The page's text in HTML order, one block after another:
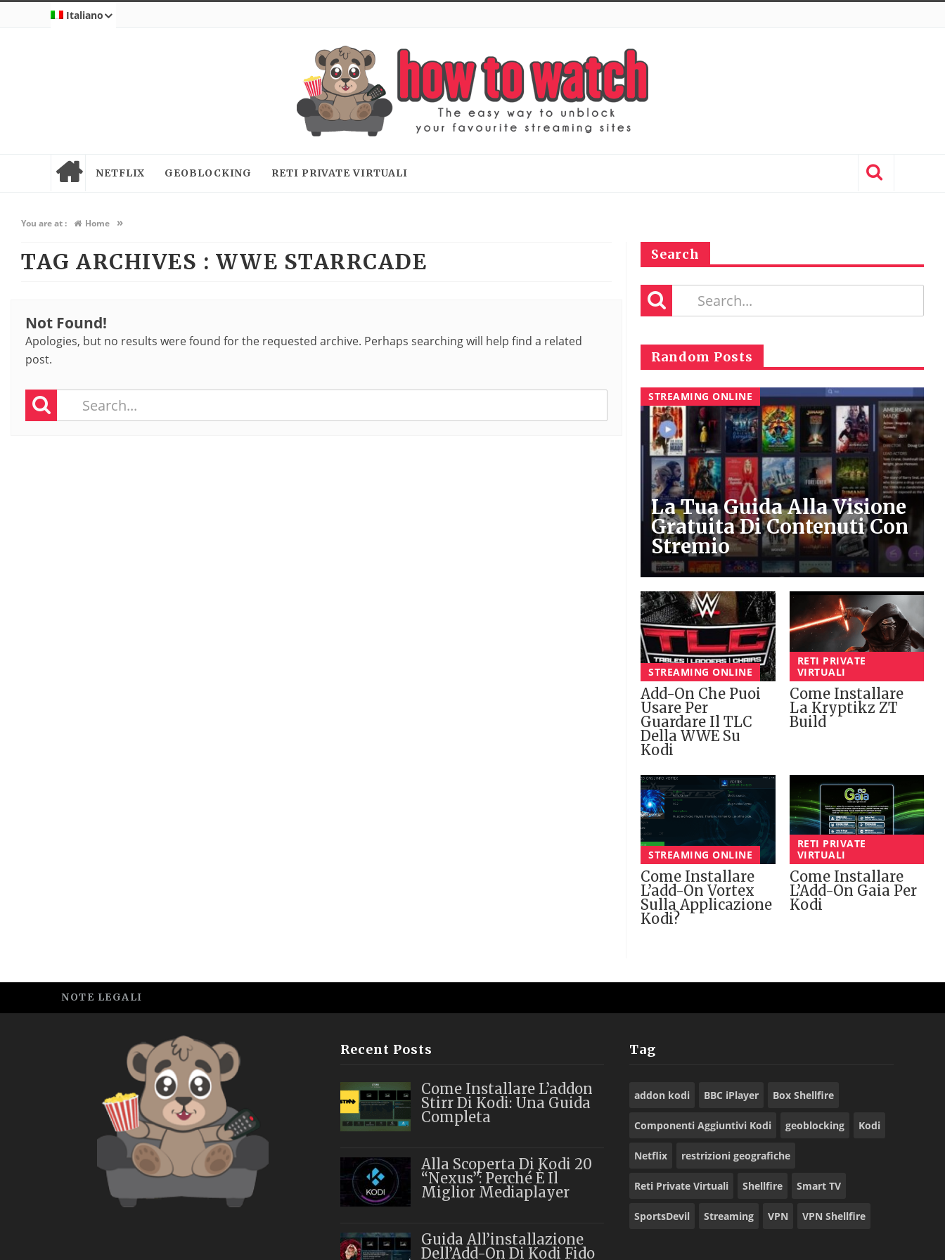
Italiano
NETFLIX GEOBLOCKING RETI PRIVATE VIRTUALI
You are at : Home »
TAG ARCHIVES : WWE STARRCADE
Not Found!
Apologies, but no results were found for the requested archive. Perhaps searching will help find a related
post.
Search
Random Posts
STREAMING ONLINE
La Tua Guida Alla Visione
Gratuita Di Contenuti Con
Stremio
STREAMING ONLINE
Add-On Che Puoi
Usare Per
Guardare Il TLC
Della WWE Su
Kodi
RETI PRIVATE
VIRTUALI
Come Installare
La Kryptikz ZT
Build
STREAMING ONLINE
Come Installare
L’add-On Vortex
Sulla Applicazione
Kodi?
RETI PRIVATE
VIRTUALI
Come Installare
L’Add-On Gaia Per
Kodi
NOTE LEGALI
Recent Posts
Come Installare L’addon
Stirr Di Kodi: Una Guida
Completa
Alla Scoperta Di Kodi 20
“Nexus”: Perché È Il
Miglior Mediaplayer
Guida All’installazione
Dell’Add-On Di Kodi Fido
Tag
addon kodi BBC iPlayer Box Shellfire
Componenti Aggiuntivi Kodi geoblocking Kodi
Netflix restrizioni geografiche
Reti Private Virtuali Shellfire Smart TV
SportsDevil Streaming VPN VPN Shellfire